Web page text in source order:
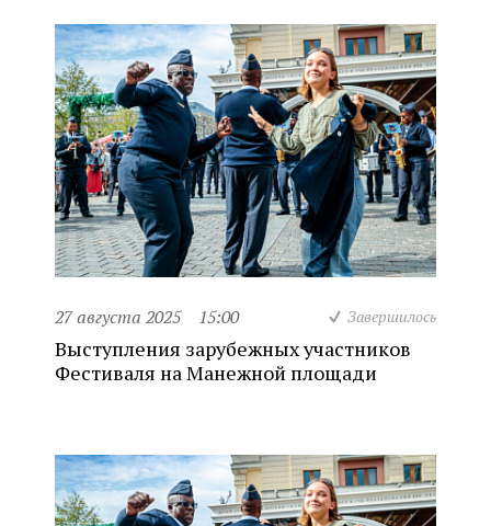
27 августа 2025 15:00 Завершилось
Выступления зарубежных участников
Фестиваля на Манежной площади